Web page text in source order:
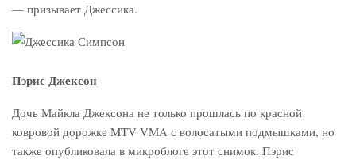
— призывает Джессика.
Пэрис Джексон
Дочь Майкла Джексона не только прошлась по красной
ковровой дорожке MTV VMA с волосатыми подмышками, но
также опубликовала в микроблоге этот снимок. Пэрис